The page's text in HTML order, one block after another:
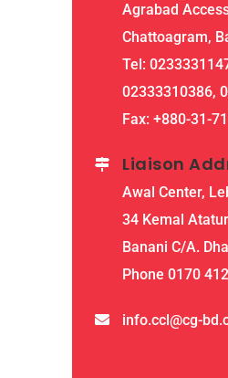
Agrabad
Chattoagram,
Tel:
02333310386,
Fax: +880-31-
Liaison
Awal Center,
34 Kemal
Banani C/A.
Phone 0170
info.ccl@cg-